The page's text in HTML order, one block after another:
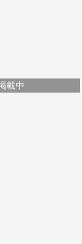
載中